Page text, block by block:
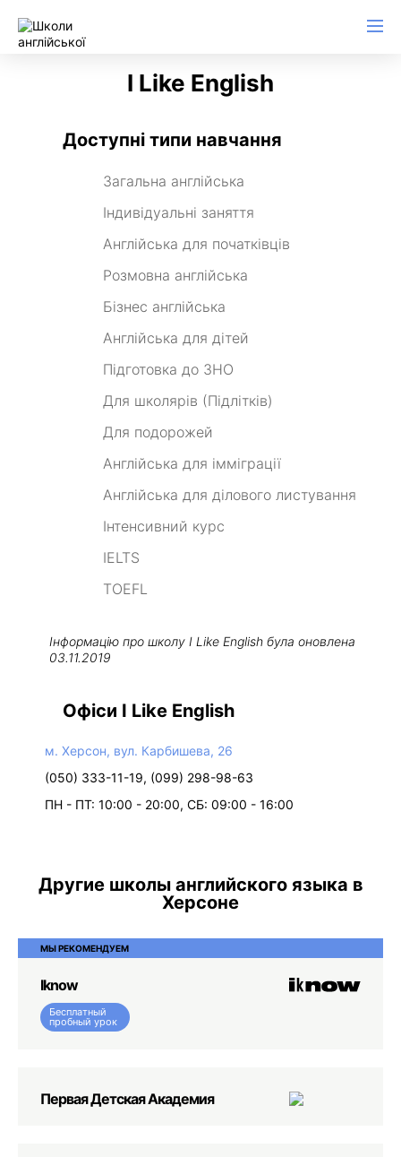
I Like English
Доступні типи навчання
Загальна англійська
Індивідуальні заняття
Англійська для початківців
Розмовна англійська
Бізнес англійська
Англійська для дітей
Підготовка до ЗНО
Для школярів (Підлітків)
Для подорожей
Англійська для імміграції
Англійська для ділового листування
Інтенсивний курс
IELTS
TOEFL
Інформацію про школу I Like English була оновлена
03.11.2019
Офіси I Like English
м. Херсон, вул. Карбишева, 26
(050) 333-11-19, (099) 298-98-63
ПН - ПТ: 10:00 - 20:00, СБ: 09:00 - 16:00
Другие школы английского языка в
Херсоне
МЫ РЕКОМЕНДУЕМ
Iknow
Бесплатный
пробный урок
Первая Детская Академия